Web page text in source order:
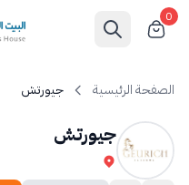
0
الصفحة الرئيسية جيورتش
جيورتش